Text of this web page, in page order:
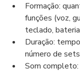
Formação:
funções (voz,
teclado,
Duração:
número de
Som